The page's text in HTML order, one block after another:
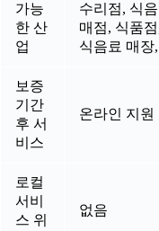
가능
한 산
업
수리점, 식
매점, 식품
식음료 매장,
보증
기간
후 서
비스
온라인 지원
로컬
서비
스 위
없음